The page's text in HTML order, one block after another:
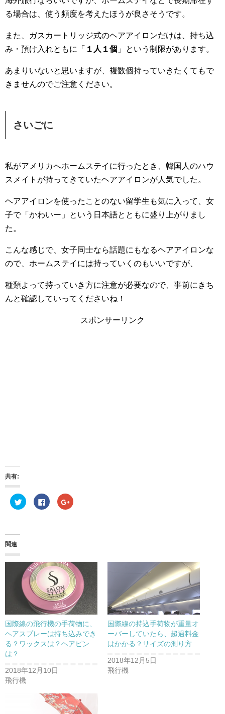
る場合は、使う頻度を考えたほうが良さそうです。
また、ガスカートリッジ式のヘアアイロンだけは、持ち込
み・預け入れともに「 １人１個 」という制限があります。
あまりいないと思いますが、複数個持っていきたくてもで
きませんのでご注意ください。
さいごに
私がアメリカへホームステイに行ったとき、韓国人のハウ
スメイトが持ってきていたヘアアイロンが人気でした。
ヘアアイロンを使ったことのない留学生も気に入って、女
子で「かわいー」という日本語とともに盛り上がりまし
た。
こんな感じで、女子同士なら話題にもなるヘアアイロンな
ので、ホームステイには持っていくのもいいですが、
種類よって持っていき方に注意が必要なので、事前にきち
んと確認していってくださいね！
スポンサーリンク
共有:
ク
リ
t
r
で
有
(
新
い
ウ
ィ
ン
ド
ウ
ま
す
)
F
a
有
す
る
に
は
ク
リ
ッ
ク
し
て
く
だ
さ
い
い
ウ
ド
ウ
で
ク
リ
l
e
+
で
共
有
(
新
し
い
ウ
ィ
ン
ド
ウ
関連
国際線の飛行機の手荷物に、
ヘアスプレーは持ち込みでき
る？ワックスは？ヘアピン
は？
2018年12月10日
飛行機
国際線の持込手荷物が重量オ
ーバーしていたら、超過料金
はかかる？サイズの測り方
2018年12月5日
飛行機